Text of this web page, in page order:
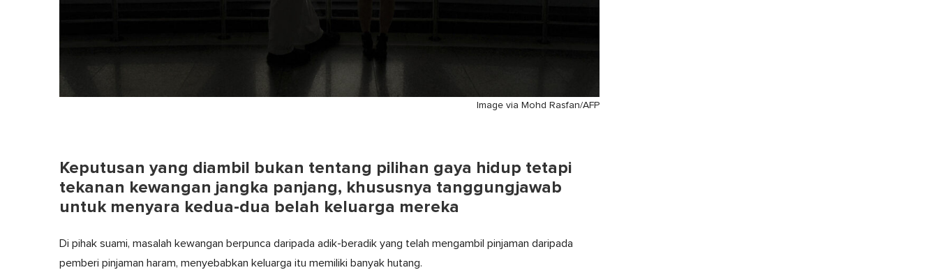
Image via Mohd Rasfan/AFP
Keputusan yang diambil bukan tentang pilihan gaya hidup tetapi
tekanan kewangan jangka panjang, khususnya tanggungjawab
untuk menyara kedua-dua belah keluarga mereka
Di pihak suami, masalah kewangan berpunca daripada adik-beradik yang telah mengambil pinjaman daripada
pemberi pinjaman haram, menyebabkan keluarga itu memiliki banyak hutang.